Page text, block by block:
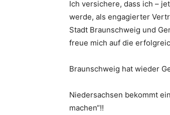
Ich versichere, dass ich –
werde, als engagierter
Stadt Braunschweig und
freue mich auf die
Braunschweig hat wieder
Niedersachsen bekommt
machen“!!